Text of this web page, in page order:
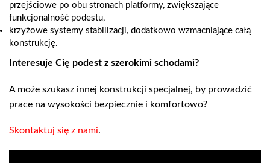
przejściowe po obu stronach platformy, zwiększające
funkcjonalność podestu,
krzyżowe systemy stabilizacji, dodatkowo wzmacniające całą
konstrukcję.
Interesuje Cię podest z szerokimi schodami?
A może szukasz innej konstrukcji specjalnej, by prowadzić
prace na wysokości bezpiecznie i komfortowo?
Skontaktuj się z nami.